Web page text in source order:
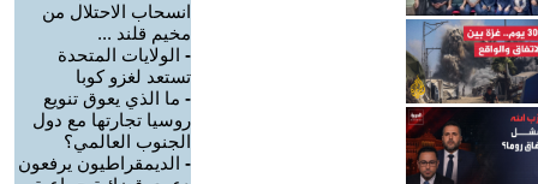
انسحاب الاحتلال من
مخيم قلند ...
- الولايات المتحدة
تستعد لغزو كوبا
- ما الذي يعوق تنويع
روسيا تجارتها مع دول
الجنوب العالمي؟
- الديمقراطيون يرفعون